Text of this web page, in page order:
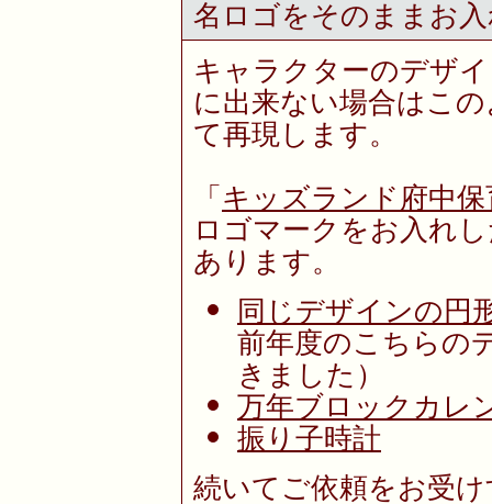
名ロゴをそのままお
キャラクターのデザ
に出来ない場合はこ
て再現します。
「キッズランド府中
ロゴマークをお入れ
あります。
同じデザインの円
前年度のこちらの
きました）
万年ブロックカレ
振り子時計
続いてご依頼をお受